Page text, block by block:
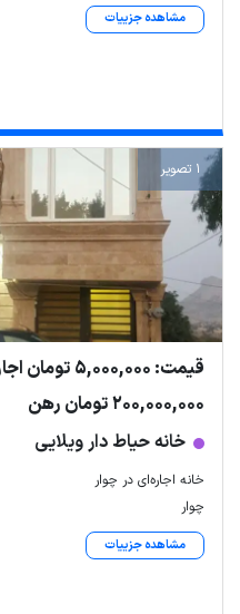
مشاهده جزییات
1 تصویر
قیمت: 5,000,000 تومان اجاره
200,000,000 تومان رهن
خانه حیاط دار ویلایی
خانه اجاره‌ای در چوار
چوار
مشاهده جزییات